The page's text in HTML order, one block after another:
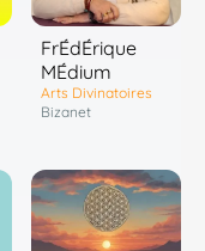
FrÉdÉrique
MÉdium
Arts Divinatoires
Bizanet